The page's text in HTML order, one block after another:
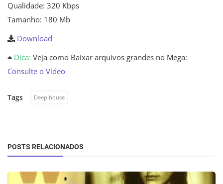
Qualidade: 320 Kbps
Tamanho: 180 Mb
Download
Dica: Veja como Baixar arquivos grandes no Mega:
Consulte o Vídeo
Tags Deep house
POSTS RELACIONADOS